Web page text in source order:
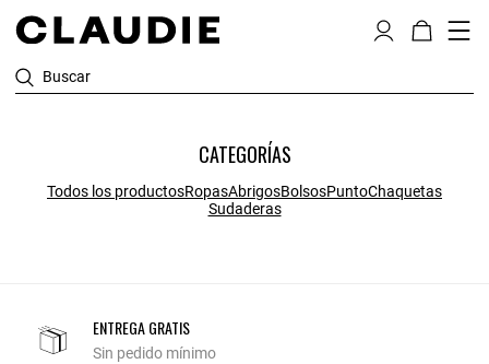
Buscar
CATEGORÍAS
Todos los productosRopasAbrigosBolsosPuntoChaquetas
Sudaderas
ENTREGA GRATIS
Sin pedido mínimo